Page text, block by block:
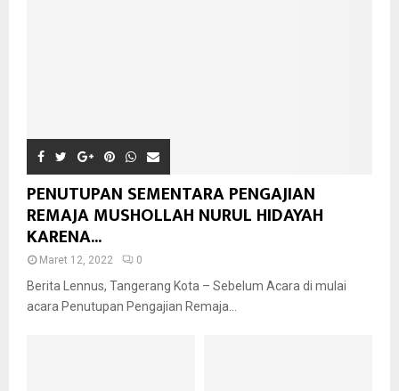
PENUTUPAN SEMENTARA PENGAJIAN
REMAJA MUSHOLLAH NURUL HIDAYAH
KARENA...
Maret 12, 2022 0
Berita Lennus, Tangerang Kota – Sebelum Acara di mulai
acara Penutupan Pengajian Remaja...